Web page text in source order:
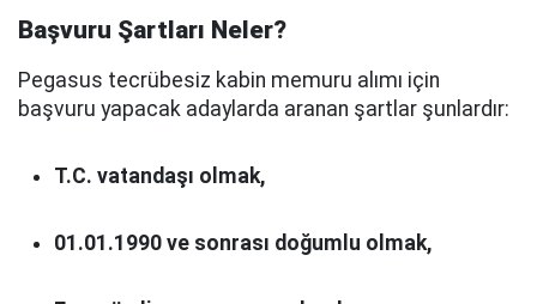
Başvuru Şartları Neler?
Pegasus tecrübesiz kabin memuru alımı için
başvuru yapacak adaylarda aranan şartlar şunlardır:
T.C. vatandaşı olmak,
01.01.1990 ve sonrası doğumlu olmak,